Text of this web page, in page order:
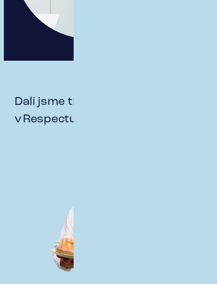
Dali jsme ti důvod pracovat
v Respectu? Vítej!